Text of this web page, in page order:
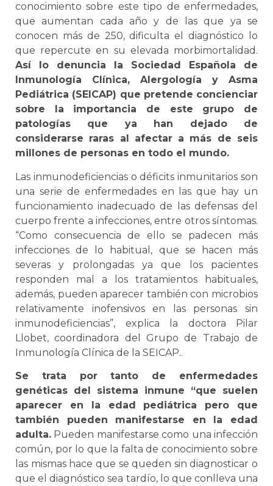
conocimiento sobre este tipo de enfermedades,
que aumentan cada año y de las que ya se
conocen más de 250, dificulta el diagnóstico lo
que repercute en su elevada morbimortalidad.
Así lo denuncia la Sociedad Española de
Inmunología Clínica, Alergología y Asma
Pediátrica (SEICAP) que pretende concienciar
sobre la importancia de este grupo de
patologías que ya han dejado de
considerarse raras al afectar a más de seis
millones de personas en todo el mundo.
Las inmunodeficiencias o déficits inmunitarios son
una serie de enfermedades en las que hay un
funcionamiento inadecuado de las defensas del
cuerpo frente a infecciones, entre otros síntomas.
“Como consecuencia de ello se padecen más
infecciones de lo habitual, que se hacen más
severas y prolongadas ya que los pacientes
responden mal a los tratamientos habituales,
además, pueden aparecer también con microbios
relativamente inofensivos en las personas sin
inmunodeficiencias”, explica la doctora Pilar
Llobet, coordinadora del Grupo de Trabajo de
Inmunología Clínica de la SEICAP..
Se trata por tanto de enfermedades
genéticas del sistema inmune “que suelen
aparecer en la edad pediátrica pero que
también pueden manifestarse en la edad
adulta. Pueden manifestarse como una infección
común, por lo que la falta de conocimiento sobre
las mismas hace que se queden sin diagnosticar o
que el diagnóstico sea tardío, lo que conlleva una